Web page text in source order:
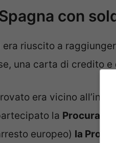
con
riuscito a
una carta di credito
era vicino
la Procura
europeo) la